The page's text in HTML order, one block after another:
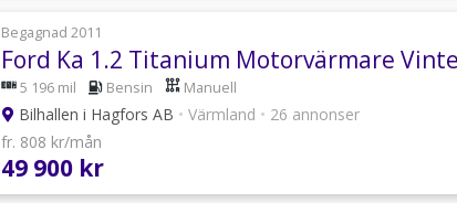
Begagnad 2011
Ford Ka 1.2 Titanium Motorvärmare
5 196 mil Bensin Manuell
Bilhallen i Hagfors AB • Värmland • 26 annonser
fr. 808 kr/mån
49 900 kr